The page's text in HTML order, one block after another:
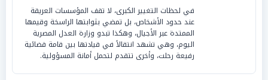
في لحظات التغيير الكبرى، لا تقف المؤسسات العريقة
عند حدود الأشخاص، بل تمضي بثوابتها الراسخة وقيمها
الممتدة عبر الأجيال، وهكذا تبدو وزارة العدل المصرية
اليوم، وهي تشهد انتقالاً في قيادتها بين قامة قضائية
رفيعة رحلت، وأخرى تتقدم لتحمل أمانة المسؤولية.